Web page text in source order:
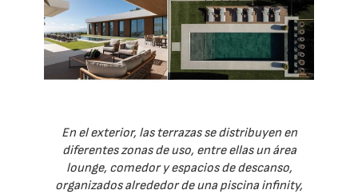
En el exterior, las terrazas se distribuyen en
diferentes zonas de uso, entre ellas un área
lounge, comedor y espacios de descanso,
organizados alrededor de una piscina infinity,